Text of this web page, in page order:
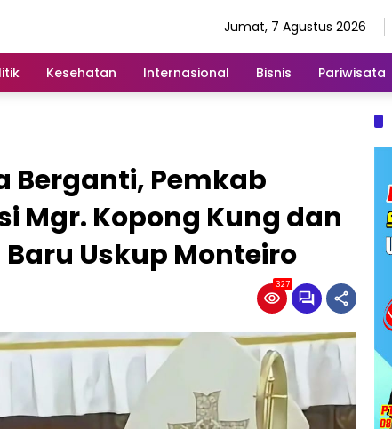
Jumat, 7 Agustus 2026
Kesehatan Internasional Bisnis Pariwisata
Berganti, Pemkab
Mgr. Kopong Kung dan
Uskup Monteiro
327